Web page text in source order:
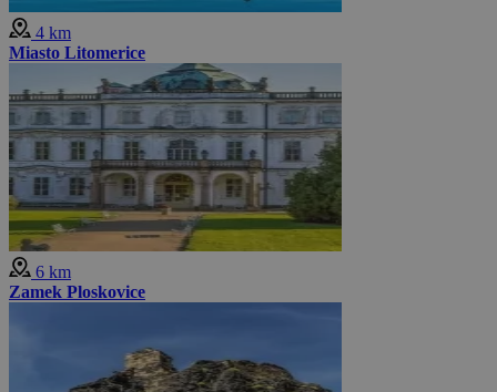
4 km
Miasto Litomerice
6 km
Zamek Ploskovice